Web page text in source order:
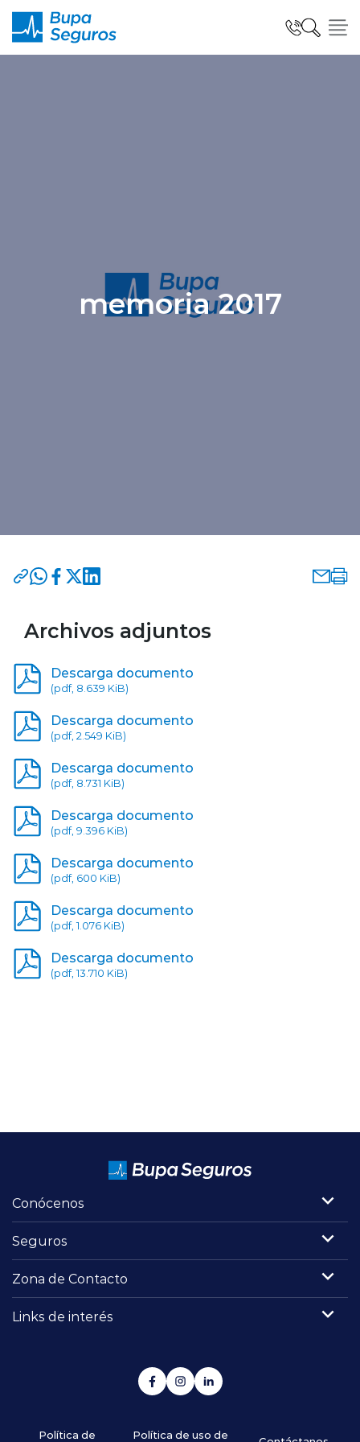
Centro de Ayudamemoria 2017
Archivos adjuntos
Descarga documento
(pdf, 8.639 KiB)
Descarga documento
(pdf, 2.549 KiB)
Descarga documento
(pdf, 8.731 KiB)
Descarga documento
(pdf, 9.396 KiB)
Descarga documento
(pdf, 600 KiB)
Descarga documento
(pdf, 1.076 KiB)
Descarga documento
(pdf, 13.710 KiB)
Conócenos
Seguros
Zona de Contacto
Links de interés
Política de
Política de uso de